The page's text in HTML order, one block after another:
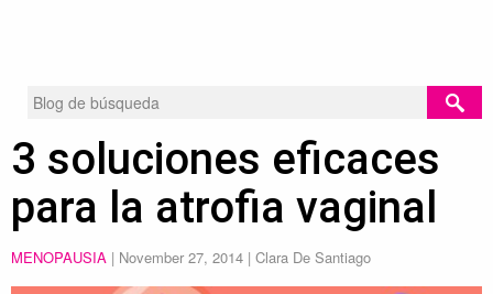
3 soluciones eficaces
para la atrofia vaginal
MENOPAUSIA | November 27, 2014 | Clara De Santiago